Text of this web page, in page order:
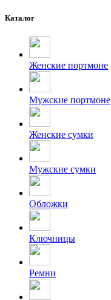
Каталог
Женские портмоне
Мужские портмоне
Женские сумки
Мужские сумки
Обложки
Ключницы
Ремни